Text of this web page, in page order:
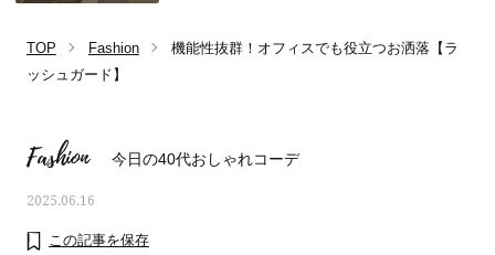
TOP Fashion
機能性抜群！オフィスでも役立つお洒落【ラ
ッシュガード】
Fashion 今日の40代おしゃれコーデ
2025.06.16
この記事を保存